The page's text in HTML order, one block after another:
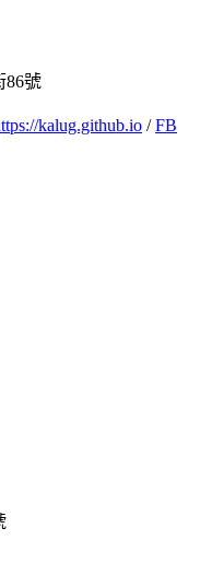
86號
kalug.github.io /FB